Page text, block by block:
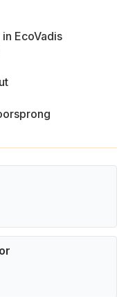
EcoVadis